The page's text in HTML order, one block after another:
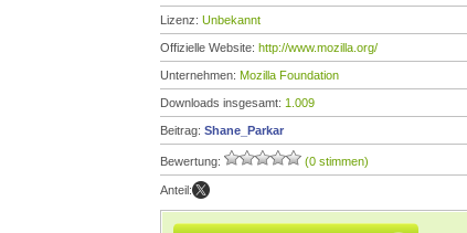
Lizenz: Unbekannt
Offizielle Website: http://www.mozilla.org/
Unternehmen: Mozilla Foundation
Downloads insgesamt: 1.009
Beitrag: Shane_Parkar
Bewertung: (0 stimmen)
Anteil: